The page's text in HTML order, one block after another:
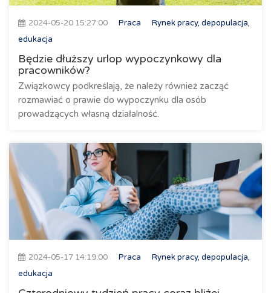
2024-05-20 15:27:00 Praca
Rynek pracy, depopulacja,
edukacja
Będzie dłuższy urlop wypoczynkowy dla
pracowników?
Związkowcy podkreślają, że należy również zacząć
rozmawiać o prawie do wypoczynku dla osób
prowadzących własną działalność.
2024-05-17 14:19:00 Praca
Rynek pracy, depopulacja,
edukacja